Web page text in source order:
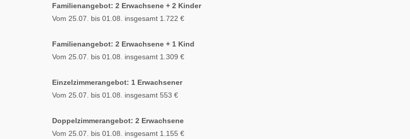
Familienangebot: 2 Erwachsene + 2 Kinder
Vom 25.07. bis 01.08. insgesamt 1.722 €
Familienangebot: 2 Erwachsene + 1 Kind
Vom 25.07. bis 01.08. insgesamt 1.309 €
Einzelzimmerangebot: 1 Erwachsener
Vom 25.07. bis 01.08. insgesamt 553 €
Doppelzimmerangebot: 2 Erwachsene
Vom 25.07. bis 01.08. insgesamt 1.155 €